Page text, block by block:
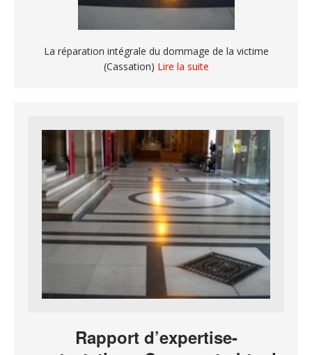
La réparation intégrale du dommage de la victime
(Cassation) Lire la suite
Rapport d’expertise-